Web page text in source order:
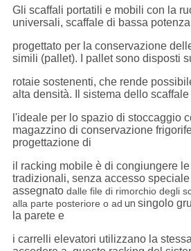
Gli scaffali portatili e mobili con la
universali, scaffale di bassa
progettato per la conservazione
simili (pallet). I pallet sono disposti
rotaie sostenenti, che rende
alta densità. Il sistema dello
l'ideale per lo spazio di stoccaggio
magazzino di conservazione
progettazione di
il racking mobile è di congiungere
tradizionali, senza accesso
assegnatodalle file di rimorchio degli
alla parte posteriore o ad un singolo
la parete e
i carrelli elevatori utilizzano la